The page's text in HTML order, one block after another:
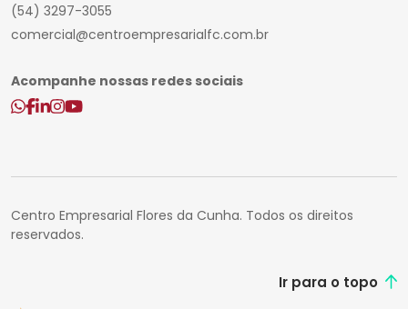
(54) 3297-3055
comercial@centroempresarialfc.com.br
Acompanhe nossas redes sociais
Centro Empresarial Flores da Cunha. Todos os direitos
reservados.
Ir para o topo